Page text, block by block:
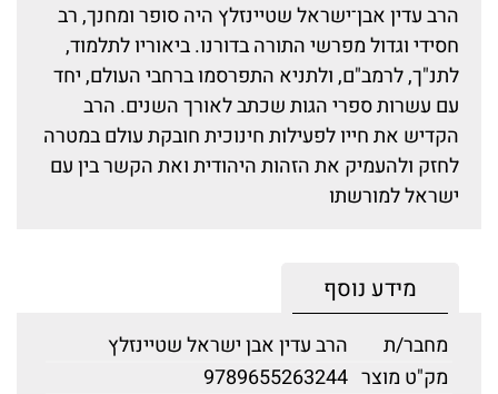
הרב עדין אבן־ישראל שטיינזלץ היה סופר ומחנך, רב
חסידי וגדול מפרשי התורה בדורנו. ביאוריו לתלמוד,
לתנ"ך, לרמב"ם, ולתניא התפרסמו ברחבי העולם, יחד
עם עשרות ספרי הגות שכתב לאורך השנים. הרב
הקדיש את חייו לפעילות חינוכית חובקת עולם במטרה
לחזק ולהעמיק את הזהות היהודית ואת הקשר בין עם
ישראל למורשתו
מידע נוסף
מחבר/ת
הרב עדין אבן ישראל שטיינזלץ
מק"ט מוצר 9789655263244